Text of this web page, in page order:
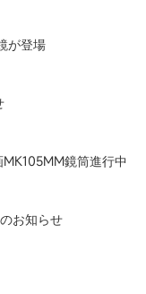
が登場
鏡筒進行中
お知らせ